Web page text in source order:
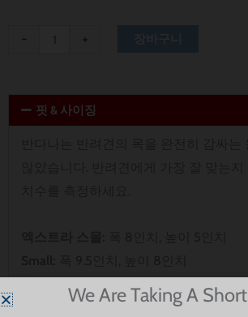
- +
핏 & 사이징
폭 13.75인치, 높이 9.75인치
폭 15인치, 높이 11.5인치
We Are Taking A